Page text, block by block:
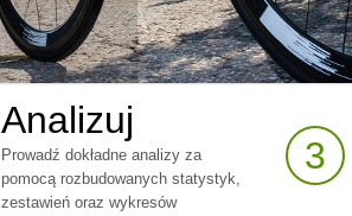
zarejestruj się za darmo dodaj trasę
Analizuj
Prowadź dokładne analizy za
pomocą rozbudowanych statystyk,
zestawień oraz wykresów
3